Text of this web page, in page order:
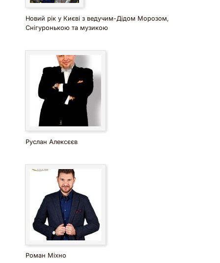
Новий рік у Києві з ведучим-Дідом Морозом,
Снігуронькою та музикою
Руслан Алексєєв
Роман Міхно